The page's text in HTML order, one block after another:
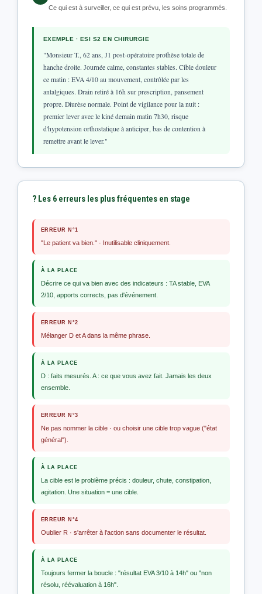
Ce qui est à surveiller, ce qui est prévu, les soins programmés.
EXEMPLE · ESI S2 EN CHIRURGIE
"Monsieur T., 62 ans, J1 post-opératoire prothèse totale de
hanche droite. Journée calme, constantes stables. Cible douleur
ce matin : EVA 4/10 au mouvement, contrôlée par les
antalgiques. Drain retiré à 16h sur prescription, pansement
propre. Diurèse normale. Point de vigilance pour la nuit :
premier lever avec le kiné demain matin 7h30, risque
d'hypotension orthostatique à anticiper, bas de contention à
remettre avant le lever."
? Les 6 erreurs les plus fréquentes en stage
ERREUR N°1
"Le patient va bien." · Inutilisable cliniquement.
À LA PLACE
Décrire ce qui va bien avec des indicateurs : TA stable, EVA
2/10, apports corrects, pas d'événement.
ERREUR N°2
Mélanger D et A dans la même phrase.
À LA PLACE
D : faits mesurés. A : ce que vous avez fait. Jamais les deux
ensemble.
ERREUR N°3
Ne pas nommer la cible · ou choisir une cible trop vague ("état
général").
À LA PLACE
La cible est le problème précis : douleur, chute, constipation,
agitation. Une situation = une cible.
ERREUR N°4
Oublier R · s'arrêter à l'action sans documenter le résultat.
À LA PLACE
Toujours fermer la boucle : "résultat EVA 3/10 à 14h" ou "non
résolu, réévaluation à 16h".